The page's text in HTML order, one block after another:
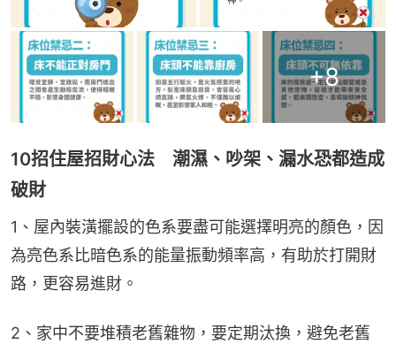
+8
10招住屋招財心法 潮濕、吵架、漏水恐都造成
破財
1、屋內裝潢擺設的色系要盡可能選擇明亮的顏色，因
為亮色系比暗色系的能量振動頻率高，有助於打開財
路，更容易進財。
2、家中不要堆積老舊雜物，要定期汰換，避免老舊